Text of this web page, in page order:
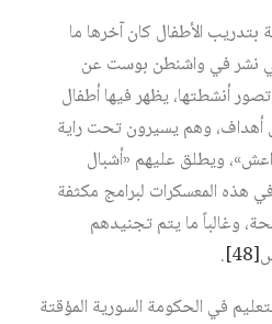
الأطفال كان آخرها ما
نشر في واشنطن بوست عن
أنشطتها، يظهر فيها أطفال
أهداف، وهم يسيرون تحت راية
ويطلق عليهم «أشبال
هذه المعسكرات لبرامج مكثفة
وغالباً ما يتم تجنيدهم
[48]
.
في الحكومة السورية المؤقتة